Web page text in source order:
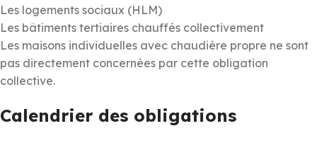
Les logements sociaux (HLM)
Les bâtiments tertiaires chauffés collectivement
Les maisons individuelles avec chaudière propre ne sont
pas directement concernées par cette obligation
collective.
Calendrier des obligations